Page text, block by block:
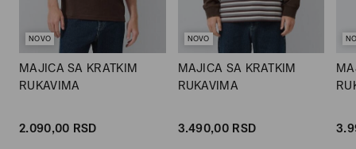
NOVO
MAJICA SA KRATKIM
RUKAVIMA
2.090,00 RSD
NOVO
MAJICA SA KRATKIM
RUKAVIMA
3.490,00 RSD